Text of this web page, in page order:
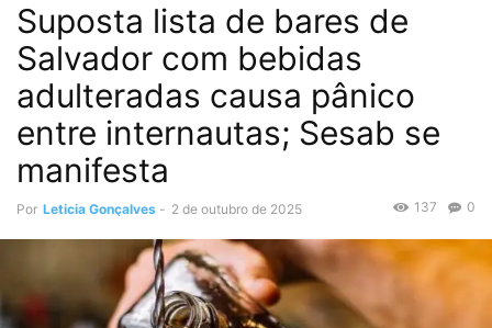
Suposta lista de bares de
Salvador com bebidas
adulteradas causa pânico
entre internautas; Sesab se
manifesta
Por Leticia Gonçalves - 2 de outubro de 2025 0
137